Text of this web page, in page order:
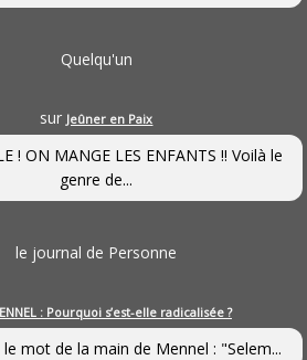
Quelqu'un
sur Jeûner en Paix
! ON MANGE LES ENFANTS !! Voilà le
genre de...
le journal de Personne
: Pourquoi s’est-elle radicalisée ?
le mot de la main de Mennel : "Selem...